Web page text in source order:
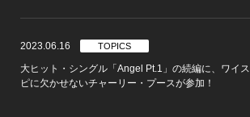
2023.06.16 TOPICS
大ヒット・シングル「Angel Pt.1」の続編に、ワイス
ピに欠かせないチャーリー・プースが参加！